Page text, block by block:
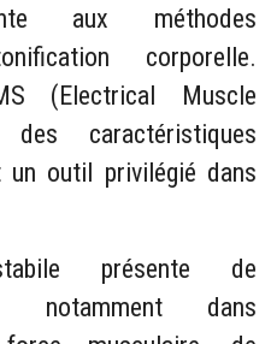
aux méthodes
corporelle.
(Electrical Muscle
des caractéristiques
outil privilégié dans
stabile présente de
notamment dans